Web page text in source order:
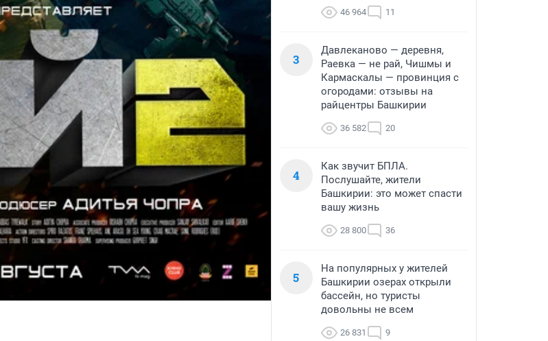
46 964 11
3
Давлеканово — деревня,
Раевка — не рай, Чишмы и
Кармаскалы — провинция с
огородами: отзывы на
райцентры Башкирии
36 582 20
4
Как звучит БПЛА.
Послушайте, жители
Башкирии: это может спасти
вашу жизнь
28 800 36
5
На популярных у жителей
Башкирии озерах открыли
бассейн, но туристы
довольны не всем
26 831 9